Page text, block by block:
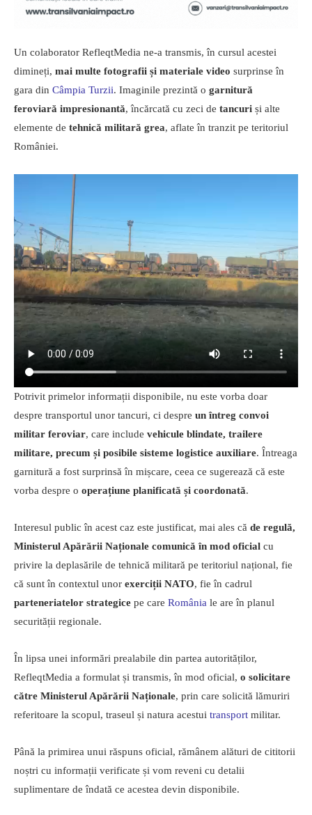
Un colaborator RefleqtMedia ne-a transmis, în cursul acestei
dimineți, mai multe fotografii și materiale video surprinse în
gara din Câmpia Turzii. Imaginile prezintă o garnitură
feroviară impresionantă, încărcată cu zeci de tancuri și alte
elemente de tehnică militară grea, aflate în tranzit pe teritoriul
României.
Potrivit primelor informații disponibile, nu este vorba doar
despre transportul unor tancuri, ci despre un întreg convoi
militar feroviar, care include vehicule blindate, trailere
militare, precum și posibile sisteme logistice auxiliare. Întreaga
garnitură a fost surprinsă în mișcare, ceea ce sugerează că este
vorba despre o operațiune planificată și coordonată.
Interesul public în acest caz este justificat, mai ales că de regulă,
Ministerul Apărării Naționale comunică în mod oficial cu
privire la deplasările de tehnică militară pe teritoriul național, fie
că sunt în contextul unor exerciții NATO, fie în cadrul
parteneriatelor strategice pe care România le are în planul
securității regionale.
În lipsa unei informări prealabile din partea autorităților,
RefleqtMedia a formulat și transmis, în mod oficial, o solicitare
către Ministerul Apărării Naționale, prin care solicită lămuriri
referitoare la scopul, traseul și natura acestui transport militar.
Până la primirea unui răspuns oficial, rămânem alături de cititorii
noștri cu informații verificate și vom reveni cu detalii
suplimentare de îndată ce acestea devin disponibile.